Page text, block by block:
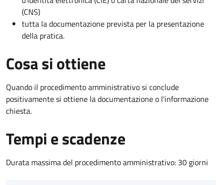
(CNS)
tutta la documentazione prevista per la presentazione
della pratica.
Cosa si ottiene
Quando il procedimento amministrativo si conclude
positivamente si ottiene la documentazione o l'informazione
chiesta.
Tempi e scadenze
Durata massima del procedimento amministrativo: 30 giorni